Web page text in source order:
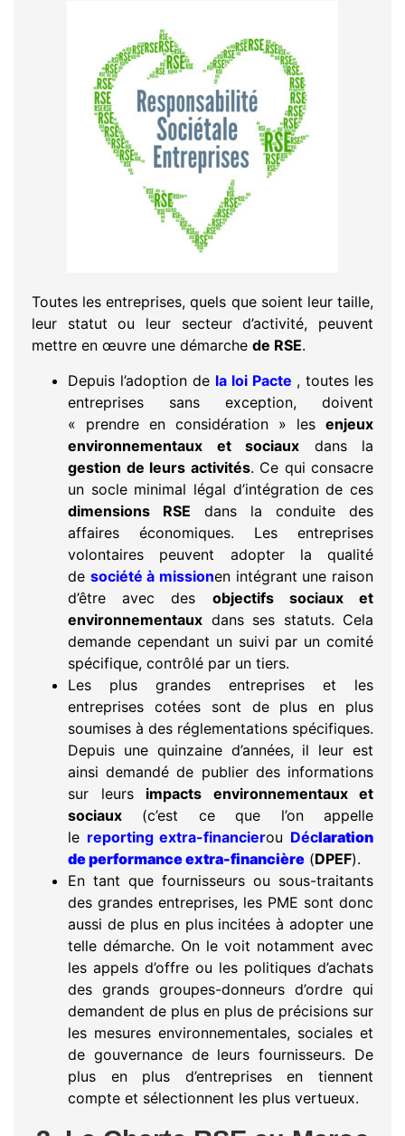
Toutes les entreprises, quels que soient leur taille,
leur statut ou leur secteur d’activité, peuvent
mettre en œuvre une démarche de RSE.
Depuis l’adoption de la loi Pacte , toutes les
entreprises sans exception, doivent
« prendre en considération » les enjeux
environnementaux et sociaux dans la
gestion de leurs activités. Ce qui consacre
un socle minimal légal d’intégration de ces
dimensions RSE dans la conduite des
affaires économiques. Les entreprises
volontaires peuvent adopter la qualité
de société à missionen intégrant une raison
d’être avec des objectifs sociaux et
environnementaux dans ses statuts. Cela
demande cependant un suivi par un comité
spécifique, contrôlé par un tiers.
Les plus grandes entreprises et les
entreprises cotées sont de plus en plus
soumises à des réglementations spécifiques.
Depuis une quinzaine d’années, il leur est
ainsi demandé de publier des informations
sur leurs impacts environnementaux et
sociaux (c’est ce que l’on appelle
le reporting extra-financierou Déclaration
de performance extra-financière (DPEF).
En tant que fournisseurs ou sous-traitants
des grandes entreprises, les PME sont donc
aussi de plus en plus incitées à adopter une
telle démarche. On le voit notamment avec
les appels d’offre ou les politiques d’achats
des grands groupes-donneurs d’ordre qui
demandent de plus en plus de précisions sur
les mesures environnementales, sociales et
de gouvernance de leurs fournisseurs. De
plus en plus d’entreprises en tiennent
compte et sélectionnent les plus vertueux.